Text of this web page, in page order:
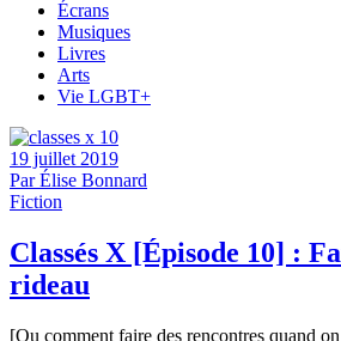
Écrans
Musiques
Livres
Arts
Vie LGBT+
19 juillet 2019
ParÉlise Bonnard
Fiction
Classés X [Épisode 10] :
rideau
[Ou comment faire des rencontres quand